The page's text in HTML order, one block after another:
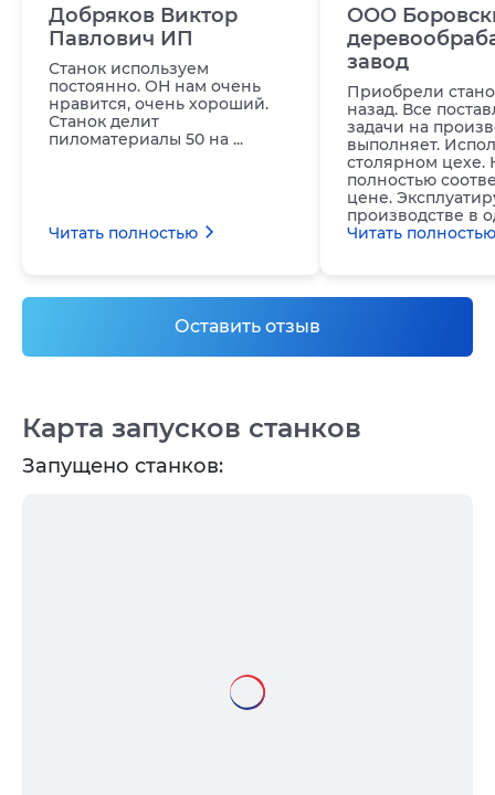
Карта запусков станков
Запущено станков:
Добряков Виктор
Павлович ИП
Станок используем
постоянно. ОН нам очень
нравится, очень хороший.
Станок делит
пиломатериалы 50 на ...
Читать полностью
ООО
завод
Приобрели
назад. Все
задачи на
выполняет.
столярном цехе.
полностью
цене.
производстве в
Читать полностью
Оставить отзыв